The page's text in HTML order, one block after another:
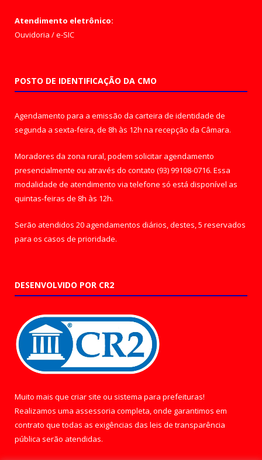
Atendimento eletrônico:
Ouvidoria /e-SIC
POSTO DE IDENTIFICAÇÃO DA CMO
Agendamento para a emissão da carteira de identidade de
segunda a sexta-feira, de 8h às 12h na recepção da Câmara.
Moradores da zona rural, podem solicitar agendamento
presencialmente ou através do contato (93) 99108-0716. Essa
modalidade de atendimento via telefone só está disponível as
quintas-feiras de 8h às 12h.
Serão atendidos 20 agendamentos diários, destes, 5 reservados
para os casos de prioridade.
DESENVOLVIDO POR CR2
Muito mais que criar site ou sistema para prefeituras!
Realizamos uma assessoria completa, onde garantimos em
contrato que todas as exigências das leis de transparência
pública serão atendidas.